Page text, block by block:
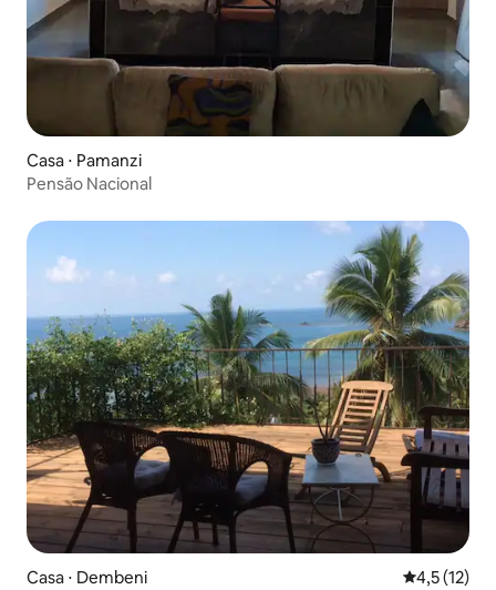
Casa ⋅ Pamanzi
Pensão Nacional
Casa ⋅ Dembeni 4,5 de uma
4,5 (12)